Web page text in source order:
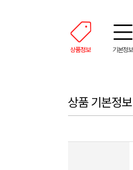
상품정보 기본정보
상품 기본정보